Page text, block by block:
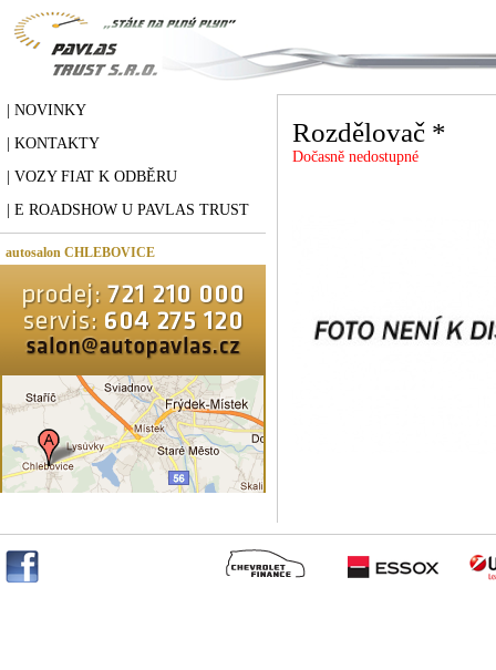
| NOVINKY
| KONTAKTY
| VOZY FIAT K ODBĚRU
| E ROADSHOW U PAVLAS TRUST
autosalon CHLEBOVICE
Rozdělovač *
Dočasně nedostupné